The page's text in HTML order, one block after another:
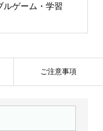
ルゲーム・学習
ご注意事項